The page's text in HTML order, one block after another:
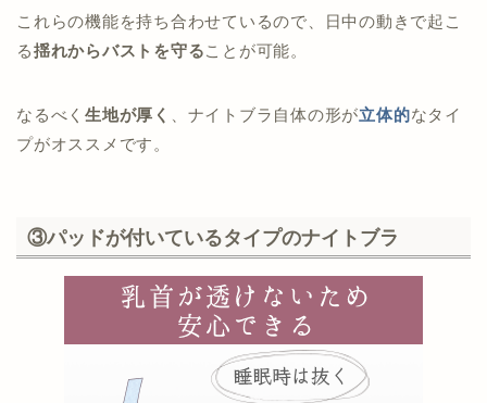
これらの機能を持ち合わせているので、日中の動きで起こ
る揺れからバストを守ることが可能。
なるべく生地が厚く 、ナイトブラ自体の形が立体的なタイ
プがオススメです。
③パッドが付いているタイプのナイトブラ